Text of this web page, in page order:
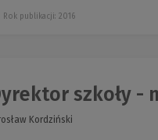
Rok publikacji: 2016
szkoły -
Kordziński